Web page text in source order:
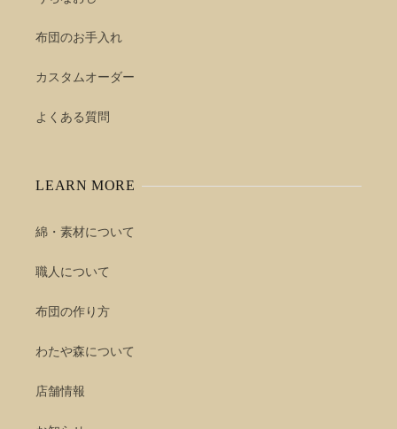
布団のお手入れ
カスタムオーダー
よくある質問
LEARN MORE
綿・素材について
職人について
布団の作り方
わたや森について
店舗情報